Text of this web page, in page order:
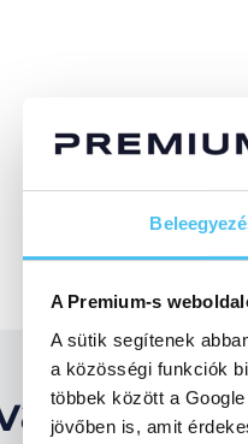
A Premium-s
A sütik segítenek
a közösségi funkciók
többek között a
jövőben is, amit